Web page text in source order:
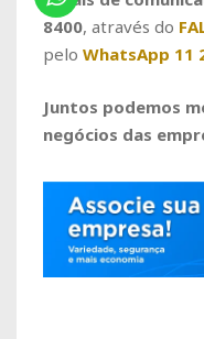
8400, através do
pelo WhatsApp 11
Juntos podemos
negócios das